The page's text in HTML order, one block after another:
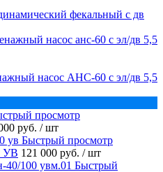
фекальный с дв
насос АНС-60 с эл/дв 5,5
просмотр
руб. / шт
Быстрый просмотр
УВ 121 000 руб. / шт
Быстрый